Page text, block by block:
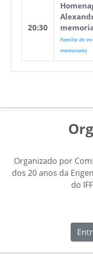
20:30
Família do
memoriam)
Organizado por
dos 20 anos da
do